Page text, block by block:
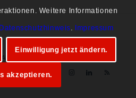
Rechte vorbehalten.
Weitere Informationen
Datenschutzhinweis. Impressum
Einwilligung jetzt ändern.
akzeptieren.